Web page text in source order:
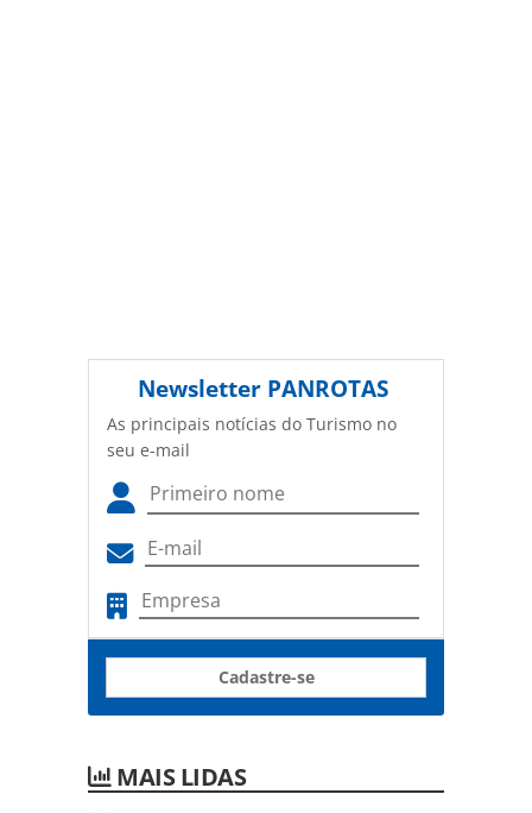
Newsletter PANROTAS
As principais notícias do Turismo no
seu e-mail
Cadastre-se
MAIS LIDAS